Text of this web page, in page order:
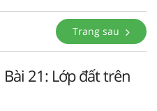
Trang sau
21: Lớp đất trên